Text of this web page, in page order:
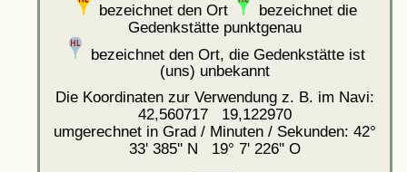
bezeichnet den Ort
bezeichnet die
Gedenkstätte punktgenau
bezeichnet den Ort, die Gedenkstätte ist
(uns) unbekannt
Die Koordinaten zur Verwendung z. B. im Navi:
42,560717 19,122970
umgerechnet in Grad / Minuten / Sekunden: 42°
33' 385'' N 19° 7' 226'' O